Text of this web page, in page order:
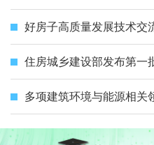
好房子高质量发展技术交
住房城乡建设部发布第一
多项建筑环境与能源相关